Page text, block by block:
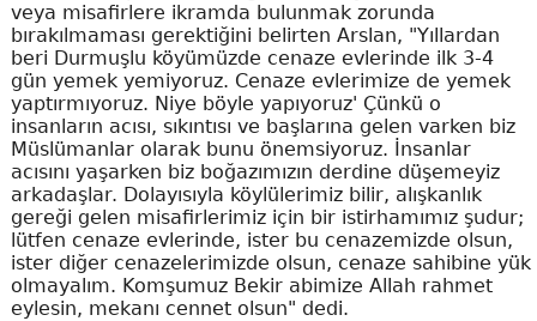
veya misafirlere ikramda bulunmak zorunda
bırakılmaması gerektiğini belirten Arslan, "Yıllardan
beri Durmuşlu köyümüzde cenaze evlerinde ilk 3-4
gün yemek yemiyoruz. Cenaze evlerimize de yemek
yaptırmıyoruz. Niye böyle yapıyoruz' Çünkü o
insanların acısı, sıkıntısı ve başlarına gelen varken biz
Müslümanlar olarak bunu önemsiyoruz. İnsanlar
acısını yaşarken biz boğazımızın derdine düşemeyiz
arkadaşlar. Dolayısıyla köylülerimiz bilir, alışkanlık
gereği gelen misafirlerimiz için bir istirhamımız şudur;
lütfen cenaze evlerinde, ister bu cenazemizde olsun,
ister diğer cenazelerimizde olsun, cenaze sahibine yük
olmayalım. Komşumuz Bekir abimize Allah rahmet
eylesin, mekanı cennet olsun" dedi.